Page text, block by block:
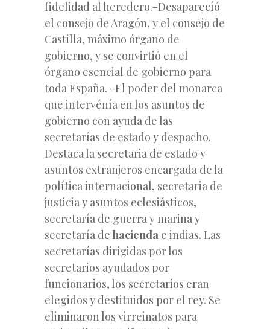
fidelidad al heredero.-Desaparecíó
el consejo de Aragón, y el consejo de
Castilla, máximo órgano de
gobierno, y se convirtió en el
órgano esencial de gobierno para
toda España. -El poder del monarca
que intervénía en los asuntos de
gobierno con ayuda de las
secretarías de estado y despacho.
Destaca la secretaria de estado y
asuntos extranjeros encargada de la
política internacional, secretaria de
justicia y asuntos eclesiásticos,
secretaría de guerra y marina y
secretaría de hacienda e indias. Las
secretarías dirigidas por los
secretarios ayudados por
funcionarios, los secretarios eran
elegidos y destituidos por el rey. Se
eliminaron los virreinatos para